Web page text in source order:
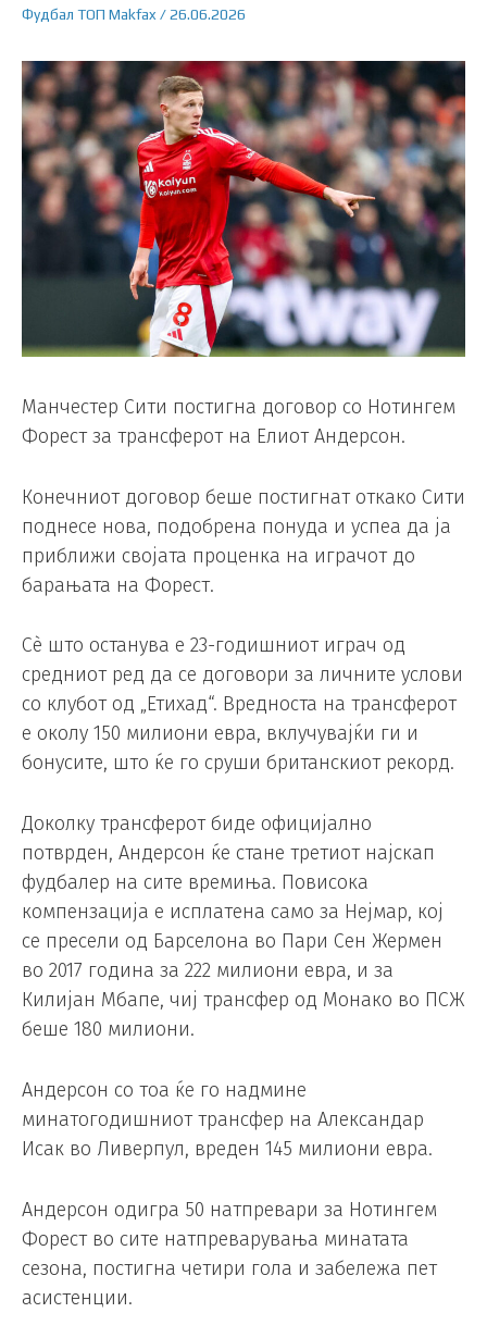
Фудбал ТОП Makfax /26.06.2026
Манчестер Сити постигна договор со Нотингем
Форест за трансферот на Елиот Андерсон.
Конечниот договор беше постигнат откако Сити
поднесе нова, подобрена понуда и успеа да ја
приближи својата проценка на играчот до
барањата на Форест.
Сè што останува е 23-годишниот играч од
средниот ред да се договори за личните услови
со клубот од „Етихад“. Вредноста на трансферот
е околу 150 милиони евра, вклучувајќи ги и
бонусите, што ќе го сруши британскиот рекорд.
Доколку трансферот биде официјално
потврден, Андерсон ќе стане третиот најскап
фудбалер на сите времиња. Повисока
компензација е исплатена само за Нејмар, кој
се пресели од Барселона во Пари Сен Жермен
во 2017 година за 222 милиони евра, и за
Килијан Мбапе, чиј трансфер од Монако во ПСЖ
беше 180 милиони.
Андерсон со тоа ќе го надмине
минатогодишниот трансфер на Александар
Исак во Ливерпул, вреден 145 милиони евра.
Андерсон одигра 50 натпревари за Нотингем
Форест во сите натпреварувања минатата
сезона, постигна четири гола и забележа пет
асистенции.